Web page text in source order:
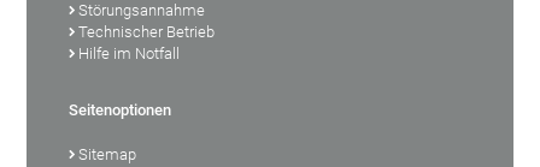
Störungsannahme
Technischer Betrieb
Hilfe im Notfall
Seitenoptionen
Sitemap